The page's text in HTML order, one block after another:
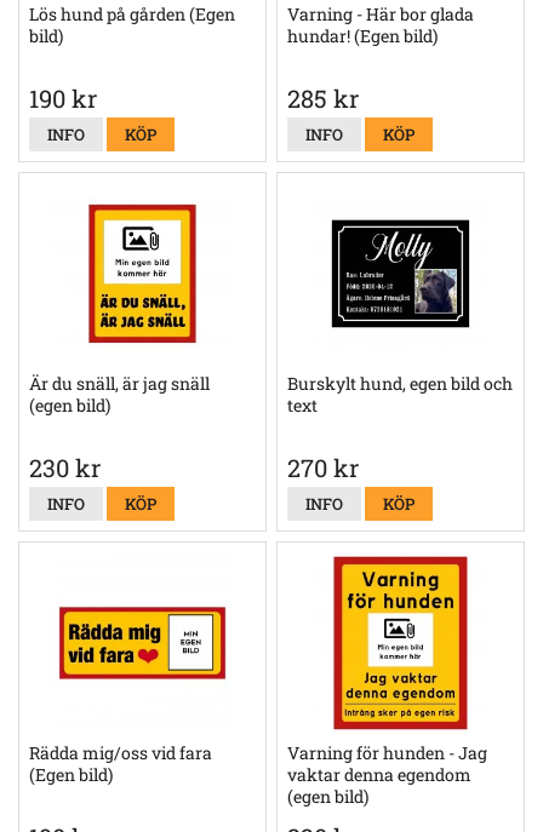
Lös hund på gården (Egen
bild)
190 kr
INFO KÖP
Varning - Här bor glada
hundar! (Egen bild)
285 kr
INFO KÖP
Är du snäll, är jag snäll
(egen bild)
230 kr
INFO KÖP
Burskylt hund, egen bild och
text
270 kr
INFO KÖP
Rädda mig/oss vid fara
(Egen bild)
Varning för hunden - Jag
vaktar denna egendom
(egen bild)